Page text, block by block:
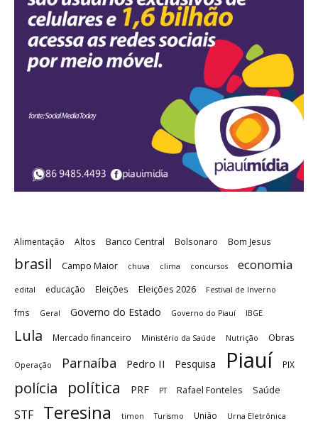
Alimentação Altos Banco Central Bolsonaro Bom Jesus
brasil Campo Maior chuva clima concursos economia
edital educação Eleições Eleições 2026 Festival de Inverno
fms Geral Governo do Estado Governo do Piauí IBGE
Lula Mercado financeiro Ministério da Saúde Nutrição Obras
Operação Parnaíba Pedro II Pesquisa Piauí PIX
polícia política PRF PT Rafael Fonteles Saúde
STF Teresina timon Turismo União Urna Eletrônica